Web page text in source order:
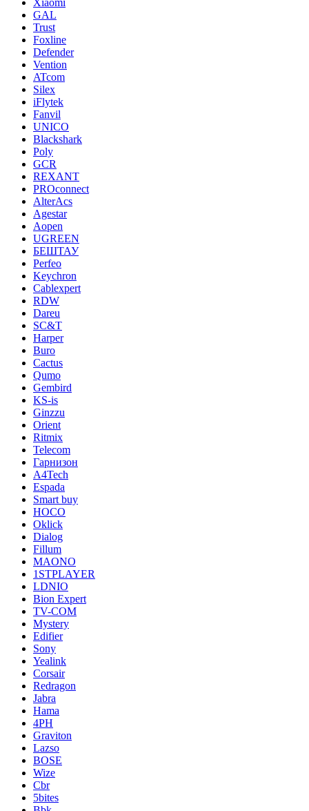
Xiaomi
GAL
Trust
Foxline
Defender
Vention
ATcom
Silex
iFlytek
Fanvil
UNICO
Blackshark
Poly
GCR
REXANT
PROconnect
AlterAcs
Agestar
Aopen
UGREEN
БЕШТАУ
Perfeo
Keychron
Cablexpert
RDW
Dareu
SC&T
Harper
Buro
Cactus
Qumo
Gembird
KS-is
Ginzzu
Orient
Ritmix
Telecom
Гарнизон
A4Tech
Espada
Smart buy
HOCO
Oklick
Dialog
Fillum
MAONO
1STPLAYER
LDNIO
Bion Expert
TV-COM
Mystery
Edifier
Sony
Yealink
Corsair
Redragon
Jabra
Hama
4PH
Graviton
Lazso
BOSE
Wize
Cbr
5bites